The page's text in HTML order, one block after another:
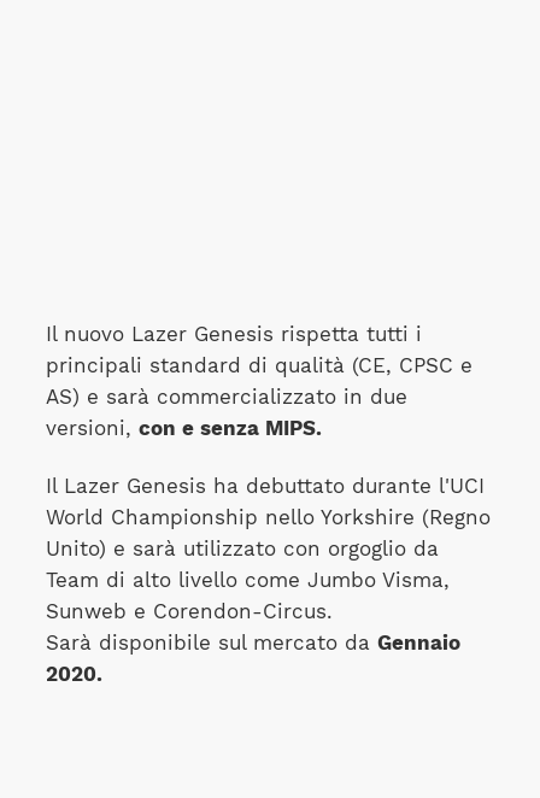
Il nuovo Lazer Genesis rispetta tutti i
principali standard di qualità (CE, CPSC e
AS) e sarà commercializzato in due
versioni, con e senza MIPS.
Il Lazer Genesis ha debuttato durante l'UCI
World Championship nello Yorkshire (Regno
Unito) e sarà utilizzato con orgoglio da
Team di alto livello come Jumbo Visma,
Sunweb e Corendon-Circus.
Sarà disponibile sul mercato da Gennaio
2020.